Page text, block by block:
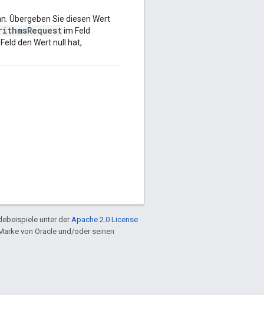
Übergeben Sie diesen Wert
im Feld
den Wert null hat,
unter der Apache 2.0 License
von Oracle und/oder seinen